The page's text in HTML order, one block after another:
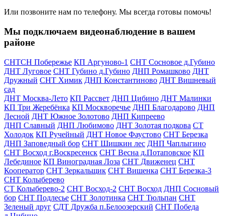
Или позвоните нам по телефону. Мы всегда готовы помочь!
Мы подключаем видеонаблюдение в вашем
районе
СНТСН Побережье КП Аргуново-1 СНТ Сосновое д.Губино
ДНТ Луговое СНТ Губино д.Губино ДНП Ромашково ДНТ
Дружный СНТ Химик ДНП Константиново ДНТ Вишневый
сад
ДНТ Москва-Лето КП Рассвет ДНП Цибино ДНТ Малинки
КП Три Жеребёнка КП Москворечье ДНП Благодарово ДНП
Лесной ДНТ Южное Золотово ДНП Кипреево
ДНП Славный ДНП Любимово ДНТ Золотая подкова СТ
Холодок КП Ручейный ДНТ Новое Фаустово СНТ Березка
ДНП Заповедный бор СНТ Шишкин лес ДНП Чаплыгино
СНТ Восход г.Воскресенск СНТ Весна д.Потаповское КП
Лебединое КП Виноградная Лоза СНТ Движенец СНТ
Кооператор СНТ Зеркальщик СНТ Вишенка СНТ Березка-3
СНТ Колыберево
СТ Колыберево-2 СНТ Восход-2 СНТ Восход ДНП Сосновый
бор СНТ Подлесье СНТ Золотинка СНТ Тюльпан СНТ
Зеленый друг СДТ Дружба п.Белоозерский СНТ Победа